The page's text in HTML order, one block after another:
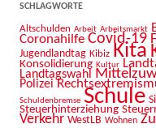
SCHLAGWORTE
Altschulden Arbeit Arbeitsmarkt
Coronahilfe Covid-19
Jugendlandtag Kibiz Kita
Konsolidierung Kultur
Landtagswahl
Polizei
Schuldenbremse Schule
Steuerhinterziehung
Verkehr WestLB Wohnen